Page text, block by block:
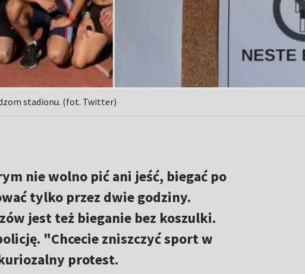
stadionu. (fot. Twitter)
nie wolno pić ani jeść, biegać po
tylko przez dwie godziny.
jest też bieganie bez koszulki.
"Chcecie zniszczyć sport w
protest.